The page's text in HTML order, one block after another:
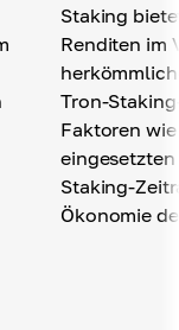
Staking
Renditen im
Tron-
Faktoren
eingesetzten
Staking-
Ökonomie